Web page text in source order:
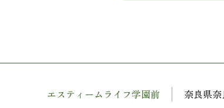
エスティームライフ学園前 奈良県